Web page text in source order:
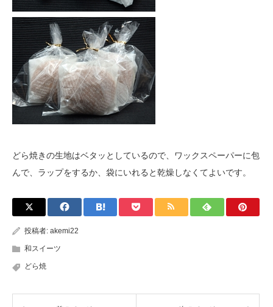
どら焼きの生地はベタッとしているので、ワックスペーパーに包
んで、ラップをするか、袋にいれると乾燥しなくてよいです。
投稿者: akemi22
和スイーツ
どら焼